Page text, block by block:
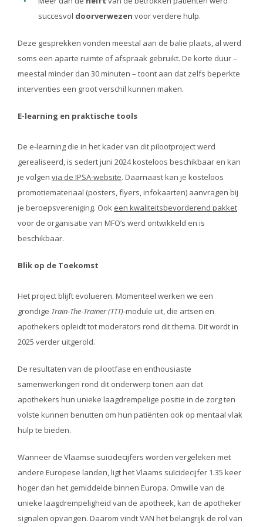
succesvol doorverwezen voor verdere hulp.
Deze gesprekken vonden meestal aan de balie plaats, al werd
soms een aparte ruimte of afspraak gebruikt. De korte duur –
meestal minder dan 30 minuten – toont aan dat zelfs beperkte
interventies een groot verschil kunnen maken.
E-learning en praktische tools
De e-learning die in het kader van dit pilootproject werd
gerealiseerd, is sedert juni 2024 kosteloos beschikbaar en kan
je volgen via de IPSA-website. Daarnaast kan je kosteloos
promotiemateriaal (posters, flyers, infokaarten) aanvragen bij
je beroepsvereniging. Ook een kwaliteitsbevorderend pakket
voor de organisatie van MFO’s werd ontwikkeld en is
beschikbaar.
Blik op de Toekomst
Het project blijft evolueren. Momenteel werken we een
grondige Train-The-Trainer (TTT)-module uit, die artsen en
apothekers opleidt tot moderators rond dit thema. Dit wordt in
2025 verder uitgerold.
De resultaten van de pilootfase en enthousiaste
samenwerkingen rond dit onderwerp tonen aan dat
apothekers hun unieke laagdrempelige positie in de zorg ten
volste kunnen benutten om hun patiënten ook op mentaal vlak
hulp te bieden.
Wanneer de Vlaamse suïcidecijfers worden vergeleken met
andere Europese landen, ligt het Vlaams suïcidecijfer 1.35 keer
hoger dan het gemiddelde binnen Europa. Omwille van de
unieke laagdrempeligheid van de apotheek, kan de apotheker
signalen opvangen. Daarom vindt VAN het belangrijk de rol van